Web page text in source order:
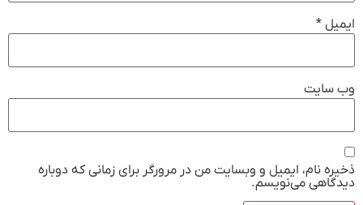
ایمیل *
وب‌ سایت
ذخیره نام، ایمیل و وبسایت من در مرورگر برای زمانی که دوباره
دیدگاهی می‌نویسم.